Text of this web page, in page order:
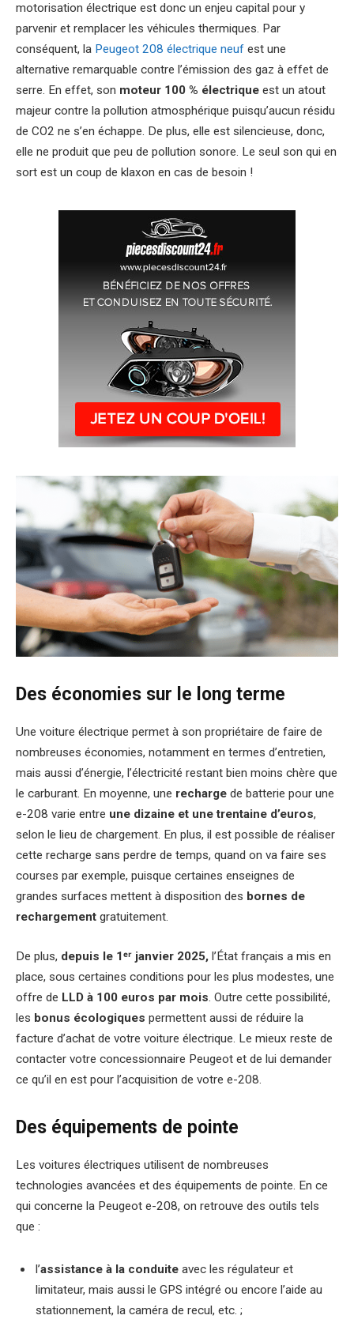
motorisation électrique est donc un enjeu capital pour y
parvenir et remplacer les véhicules thermiques. Par
conséquent, la Peugeot 208 électrique neuf est une
alternative remarquable contre l’émission des gaz à effet de
serre. En effet, son moteur 100 % électrique est un atout
majeur contre la pollution atmosphérique puisqu’aucun résidu
de CO2 ne s’en échappe. De plus, elle est silencieuse, donc,
elle ne produit que peu de pollution sonore. Le seul son qui en
sort est un coup de klaxon en cas de besoin !
Des économies sur le long terme
Une voiture électrique permet à son propriétaire de faire de
nombreuses économies, notamment en termes d’entretien,
mais aussi d’énergie, l’électricité restant bien moins chère que
le carburant. En moyenne, une recharge de batterie pour une
e-208 varie entre une dizaine et une trentaine d’euros,
selon le lieu de chargement. En plus, il est possible de réaliser
cette recharge sans perdre de temps, quand on va faire ses
courses par exemple, puisque certaines enseignes de
grandes surfaces mettent à disposition des bornes de
rechargement gratuitement.
De plus, depuis le 1ᵉʳ janvier 2025, l’État français a mis en
place, sous certaines conditions pour les plus modestes, une
offre de LLD à 100 euros par mois. Outre cette possibilité,
les bonus écologiques permettent aussi de réduire la
facture d’achat de votre voiture électrique. Le mieux reste de
contacter votre concessionnaire Peugeot et de lui demander
ce qu’il en est pour l’acquisition de votre e-208.
Des équipements de pointe
Les voitures électriques utilisent de nombreuses
technologies avancées et des équipements de pointe. En ce
qui concerne la Peugeot e-208, on retrouve des outils tels
que :
l’assistance à la conduite avec les régulateur et
limitateur, mais aussi le GPS intégré ou encore l’aide au
stationnement, la caméra de recul, etc. ;